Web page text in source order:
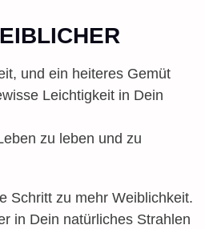
und ein heiteres Gemüt
Leichtigkeit in Dein
zu leben und zu
Schritt zu mehr Weiblichkeit.
in Dein natürliches Strahlen